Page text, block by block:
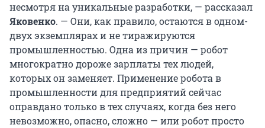
несмотря на уникальные разработки, — рассказал
Яковенко. — Они, как правило, остаются в одном-
двух экземплярах и не тиражируются
промышленностью. Одна из причин — робот
многократно дороже зарплаты тех людей,
которых он заменяет. Применение робота в
промышленности для предприятий сейчас
оправдано только в тех случаях, когда без него
невозможно, опасно, сложно — или робот просто